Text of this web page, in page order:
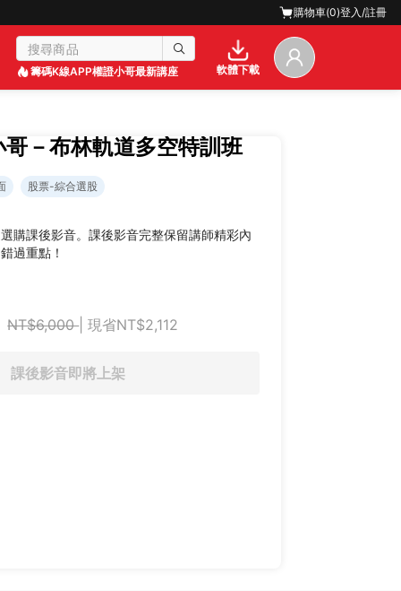
購物車(0)登入/註冊
籌碼K線APP權證小哥最新講座 軟體下載
－布林軌道多空特訓班
股票-綜合選股
購課後影音。課後影音完整保留講師精彩內
過重點！
NT$6,000| 現省NT$2,112
課後影音即將上架